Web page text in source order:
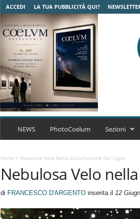
ACCEDI LA TUA PUBBLICITÀ QUI?
C
u
A
r
NEWS PhotoCoelum Sezioni
Home > Nebulosa Velo Nella Costellazione Del Cigno
Nebulosa Velo
di FRANCESCO D'ARGENTOinserita il 12